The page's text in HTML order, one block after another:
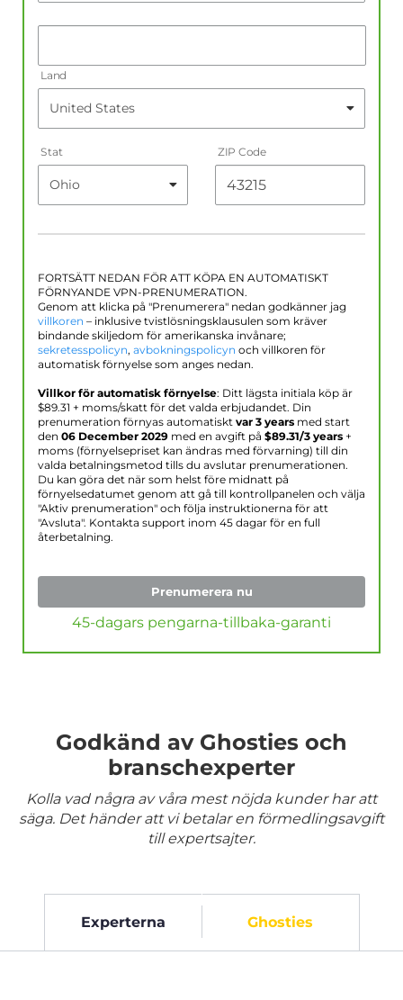
Land
Stat ZIP Code
FORTSÄTT NEDAN FÖR ATT KÖPA EN AUTOMATISKT
FÖRNYANDE VPN-PRENUMERATION.
Genom att klicka på "Prenumerera" nedan godkänner jag
villkoren – inklusive tvistlösningsklausulen som kräver
bindande skiljedom för amerikanska invånare;
sekretesspolicyn, avbokningspolicyn och villkoren för
automatisk förnyelse som anges nedan.
Villkor för automatisk förnyelse: Ditt lägsta initiala köp är
$89.31 + moms/skatt för det valda erbjudandet. Din
prenumeration förnyas automatiskt var 3 years med start
den 06 December 2029 med en avgift på $89.31/3 years +
moms (förnyelsepriset kan ändras med förvarning) till din
valda betalningsmetod tills du avslutar prenumerationen.
Du kan göra det när som helst före midnatt på
förnyelsedatumet genom att gå till kontrollpanelen och välja
"Aktiv prenumeration" och följa instruktionerna för att
"Avsluta". Kontakta support inom 45 dagar för en full
återbetalning.
Prenumerera nu
45-dagars pengarna-tillbaka-garanti
Godkänd av Ghosties och
branschexperter
Kolla vad några av våra mest nöjda kunder har att
säga. Det händer att vi betalar en förmedlingsavgift
till expertsajter.
Experterna Ghosties